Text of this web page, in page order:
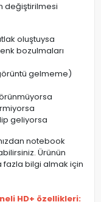
değiştirilmesi
oluştuysa
bozulmaları
gelmeme)
geliyorsa
notebook
Ürünün
fazla bilgi almak için
HD+ özellikleri: